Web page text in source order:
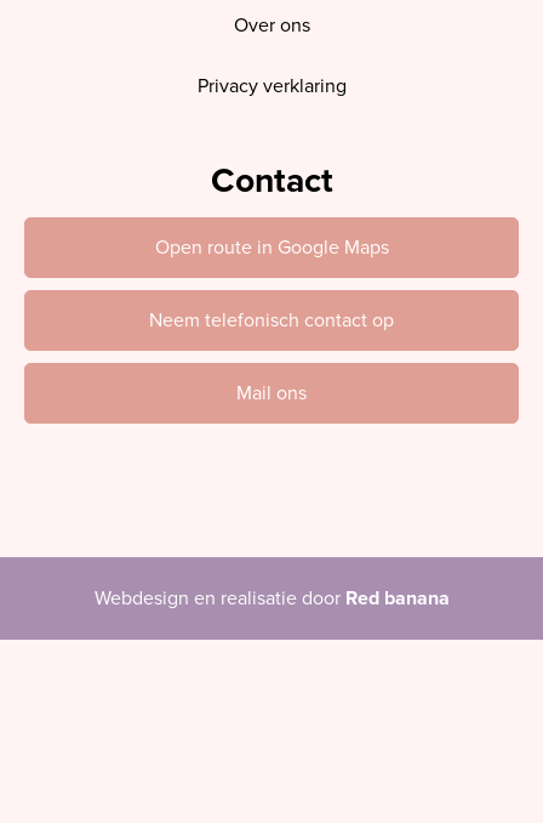
Over ons
Privacy verklaring
Contact
Open route in Google Maps
Neem telefonisch contact op
Mail ons
Webdesign en realisatie door Red banana